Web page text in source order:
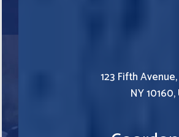
123 Fifth
NY 10160,